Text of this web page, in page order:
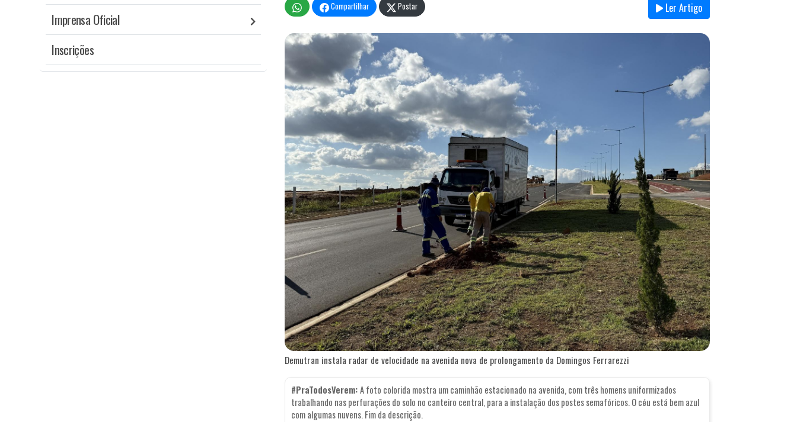
Imprensa Oficial
Inscrições
Compartilhar Postar Ler Artigo
Demutran instala radar de velocidade na avenida nova de prolongamento da Domingos Ferrarezzi
#PraTodosVerem:A foto colorida mostra um caminhão estacionado na avenida, com três homens uniformizados
trabalhando nas perfurações do solo no canteiro central, para a instalação dos postes semafóricos. O céu está bem azul
com algumas nuvens. Fim da descrição.